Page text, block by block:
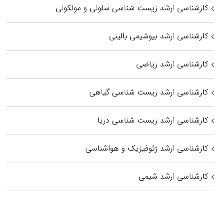
کارشناسی ارشد زیست شناسی سلولی و مولکولی
کارشناسی ارشد بیوشیمی بالینی
کارشناسی ارشد ریاضی
کارشناسی ارشد زیست‌ شناسی گیاهی
کارشناسی ارشد زیست‌ شناسی دریا
کارشناسی ارشد ژئوفیزیک و هواشناسی
کارشناسی ارشد شیمی